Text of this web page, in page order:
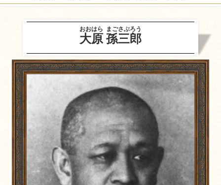
大原
おおはら
孫三郎
まごさぶろう